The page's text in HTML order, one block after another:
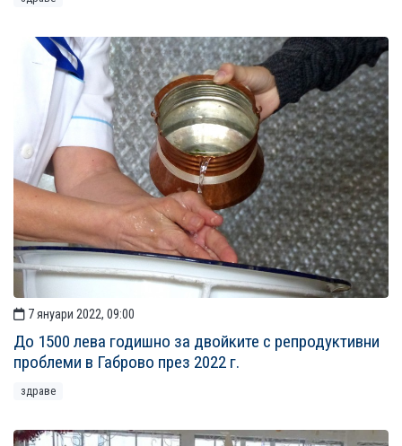
7 януари 2022, 09:00
До 1500 лева годишно за двойките с репродуктивни
проблеми в Габрово през 2022 г.
здраве